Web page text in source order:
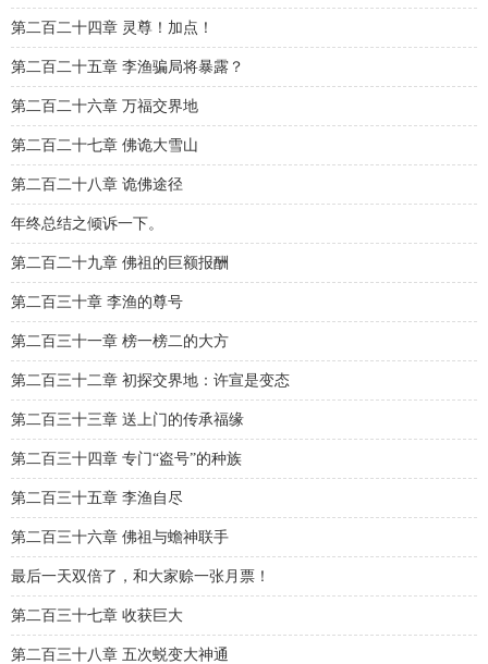
第二百二十四章 灵尊！加点！
第二百二十五章 李渔骗局将暴露？
第二百二十六章 万福交界地
第二百二十七章 佛诡大雪山
第二百二十八章 诡佛途径
年终总结之倾诉一下。
第二百二十九章 佛祖的巨额报酬
第二百三十章 李渔的尊号
第二百三十一章 榜一榜二的大方
第二百三十二章 初探交界地：许宣是变态
第二百三十三章 送上门的传承福缘
第二百三十四章 专门“盗号”的种族
第二百三十五章 李渔自尽
第二百三十六章 佛祖与蟾神联手
最后一天双倍了，和大家赊一张月票！
第二百三十七章 收获巨大
第二百三十八章 五次蜕变大神通